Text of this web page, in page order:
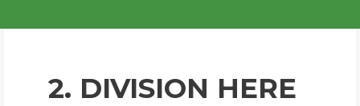
COMEEEEE
2. DIVISION HERE